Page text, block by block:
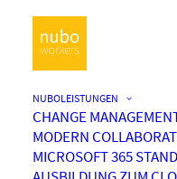
NUBOLEISTUNGEN
CHANGE
MODERN
MICROSOFT 365